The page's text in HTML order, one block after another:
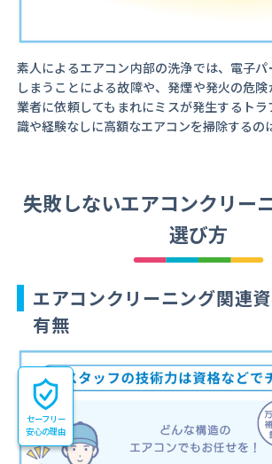
素人によるエアコン内部の洗浄では、電子
しまうことによる故障や、発煙や発火の危
業者に依頼してもまれにミスが発生するト
識や経験なしに高額なエアコンを掃除するの
失敗しないエアコンクリー
選び方
エアコンクリーニング関連
有無
セーフリー
安心の理由